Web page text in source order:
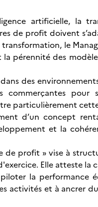
artificielle, la
de profit doivent
le
pérennité des
des
commerçantes pour
particulièrement
d’un concept
et la
de profit » vise à
Elle atteste la
la performance
activités et à ancrer